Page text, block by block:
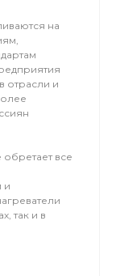
на
отрасли и
все
и
так и в